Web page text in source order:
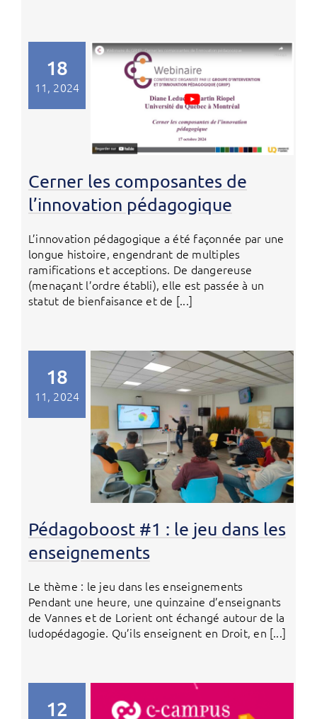
18
11, 2024
Cerner les composantes de
l’innovation pédagogique
L’innovation pédagogique a été façonnée par une
longue histoire, engendrant de multiples
ramifications et acceptions. De dangereuse
(menaçant l’ordre établi), elle est passée à un
statut de bienfaisance et de [...]
18
11, 2024
Pédagoboost #1 : le jeu dans les
enseignements
Le thème : le jeu dans les enseignements
Pendant une heure, une quinzaine d’enseignants
de Vannes et de Lorient ont échangé autour de la
ludopédagogie. Qu’ils enseignent en Droit, en [...]
12